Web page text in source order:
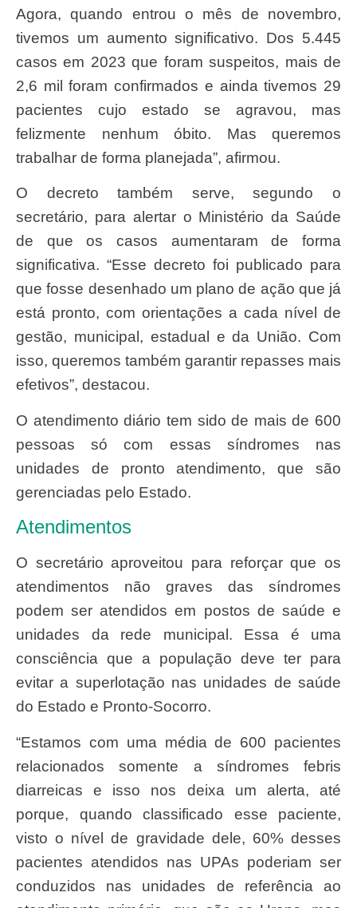
Agora, quando entrou o mês de novembro,
tivemos um aumento significativo. Dos 5.445
casos em 2023 que foram suspeitos, mais de
2,6 mil foram confirmados e ainda tivemos 29
pacientes cujo estado se agravou, mas
felizmente nenhum óbito. Mas queremos
trabalhar de forma planejada”, afirmou.
O decreto também serve, segundo o
secretário, para alertar o Ministério da Saúde
de que os casos aumentaram de forma
significativa. “Esse decreto foi publicado para
que fosse desenhado um plano de ação que já
está pronto, com orientações a cada nível de
gestão, municipal, estadual e da União. Com
isso, queremos também garantir repasses mais
efetivos”, destacou.
O atendimento diário tem sido de mais de 600
pessoas só com essas síndromes nas
unidades de pronto atendimento, que são
gerenciadas pelo Estado.
Atendimentos
O secretário aproveitou para reforçar que os
atendimentos não graves das síndromes
podem ser atendidos em postos de saúde e
unidades da rede municipal. Essa é uma
consciência que a população deve ter para
evitar a superlotação nas unidades de saúde
do Estado e Pronto-Socorro.
“Estamos com uma média de 600 pacientes
relacionados somente a síndromes febris
diarreicas e isso nos deixa um alerta, até
porque, quando classificado esse paciente,
visto o nível de gravidade dele, 60% desses
pacientes atendidos nas UPAs poderiam ser
conduzidos nas unidades de referência ao